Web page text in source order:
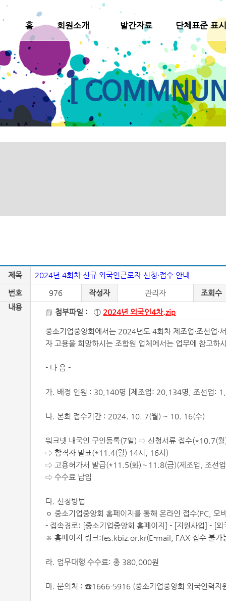
홈 회원소개 발간자료 단체표준 표
[
제목 2024년 4회차 신규 외국인근로자 신청·접수 안내
번호 976 작성자 관리자
조회수
내용
첨부파일 : ① 2024년 외국인4차.zip
중소기업중앙회에서는 2024년도 4회차 제조업·조선업
자 고용을 희망하시는 조합원 업체에서는 업무에 참고하
- 다 음 -
가. 배정 인원 : 30,140명 [제조업: 20,134명, 조선업:
나. 본회 접수기간 : 2024. 10. 7(월) ~ 10. 16(수)
워크넷 내국인 구인등록(7일) ⇨ 신청서류 접수(*10.7(
⇨ 합격자 발표(*11.4(월) 14시, 16시)
⇨ 고용허가서 발급(*11.5(화)～11.8(금)(제조업, 조선
⇨ 수수료 납입
다. 신청방법
ㅇ 중소기업중앙회 홈페이지를 통해 온라인 접수(PC, 모
- 접속경로: [중소기업중앙회 홈페이지] - [지원사업] - [
※ 홈페이지 링크:fes.kbiz.or.kr(E-mail, FAX 접수 불가
라. 업무대행 수수료: 총 380,000원
마. 문의처 : ☎1666-5916 (중소기업중앙회 외국인력지